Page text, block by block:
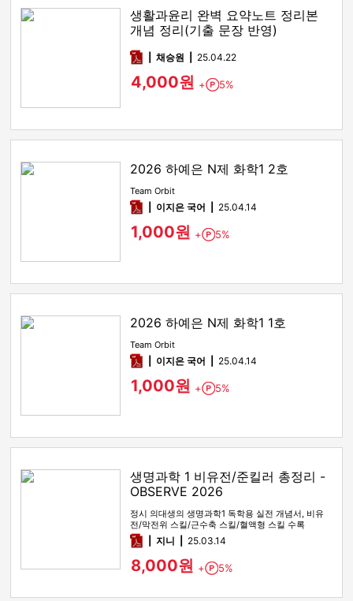
생활과윤리 완벽 요약노트 정리본
개념 정리(기출 문장 반영)
pdf채승원 25.04.22
4,000원 + Point
5%
2026 하예은 N제 화학1 2호
Team Orbit
pdf이지은 국어 25.04.14
1,000원 + Point
5%
2026 하예은 N제 화학1 1호
Team Orbit
pdf이지은 국어 25.04.14
1,000원 + Point
5%
생명과학 1 비유전/준킬러 총정리 -
OBSERVE 2026
정시 의대생의 생명과학1 독학용 실전 개념서, 비유
전/막전위 스킬/근수축 스킬/혈액형 스킬 수록
pdf지니 25.03.14
8,000원 + Point
5%